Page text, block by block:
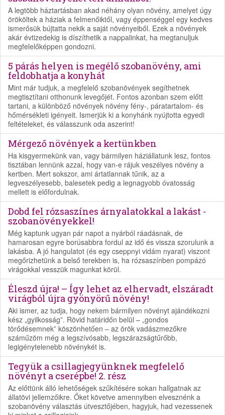
A legtöbb háztartásban akad néhány olyan növény, amelyet úgy
örököltek a háziak a felmenőiktől, vagy éppenséggel egy kedves
ismerősük bújtatta nekik a saját növényeiből. Ezek a növények
akár évtizedekig is díszíthetik a nappalinkat, ha megtanuljuk
megfelelőképpen gondozni.
5 párás helyen is megélő szobanövény, ami
feldobhatja a konyhát
Mint már tudjuk, a megfelelő szobanövények segíthetnek
megtisztítani otthonunk levegőjét. Fontos azonban szem előtt
tartani, a különböző növények növény fény-, páratartalom- és
hőmérsékleti igényeit. Ismerjük ki a konyhánk nyújtotta egyedi
feltételeket, és válasszunk oda aszerint!
Mérgező növények a kertünkben
Ha kisgyermekünk van, vagy bármilyen háziállatunk lesz, fontos
tisztában lennünk azzal, hogy van-e rájuk veszélyes növény a
kertben. Mert sokszor, ami ártatlannak tűnik, az a
legveszélyesebb, balesetek pedig a legnagyobb óvatosság
mellett is előfordulnak.
Dobd fel rózsaszínes árnyalatokkal a lakást -
szobanövényekkel!
Még kaptunk ugyan pár napot a nyárból ráadásnak, de
hamarosan egyre borúsabbra fordul az idő és vissza szorulunk a
lakásba. A jó hangulatot (és egy cseppnyi vidám nyarat) viszont
megőrizhetünk a belső terekben is, ha rózsaszínben pompázó
virágokkal vesszük magunkat körül.
Éleszd újra! – Így lehet az elhervadt, elszáradt
virágból újra gyönyörű növény!
Aki ismer, az tudja, hogy nekem bármilyen növényt ajándékozni
kész „gyilkosság”. Rövid határidőn belül – „gondos
törődésemnek” köszönhetően – az örök vadászmezőkre
száműzöm még a legszívósabb, legszárazságtűrőbb,
legigénytelenebb növénykét is.
Tegyük a csillagjegyünknek megfelelő
növényt a cserépbe! 2. rész
Az előttünk álló lehetőségek szűkítésére sokan hallgatnak az
állatövi jellemzőikre. Őket követve amennyiben elvesznénk a
szobanövény választás útvesztőjében, hagyjuk, had vezessenek